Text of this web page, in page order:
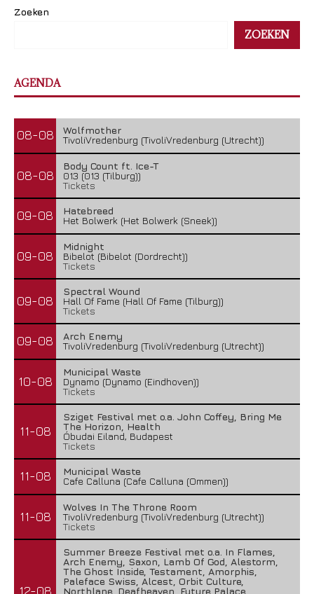
Zoeken
ZOEKEN
AGENDA
08-08
Wolfmother
TivoliVredenburg (TivoliVredenburg (Utrecht))
08-08
Body Count ft. Ice-T
013 (013 (Tilburg))
Tickets
09-08
Hatebreed
Het Bolwerk (Het Bolwerk (Sneek))
09-08
Midnight
Bibelot (Bibelot (Dordrecht))
Tickets
09-08
Spectral Wound
Hall Of Fame (Hall Of Fame (Tilburg))
Tickets
09-08
Arch Enemy
TivoliVredenburg (TivoliVredenburg (Utrecht))
10-08
Municipal Waste
Dynamo (Dynamo (Eindhoven))
Tickets
11-08
Sziget Festival met o.a. John Coffey, Bring Me
The Horizon, Health
Óbudai Eiland, Budapest
Tickets
11-08
Municipal Waste
Cafe Calluna (Cafe Calluna (Ommen))
11-08
Wolves In The Throne Room
TivoliVredenburg (TivoliVredenburg (Utrecht))
Tickets
12-08
Summer Breeze Festival met o.a. In Flames,
Arch Enemy, Saxon, Lamb Of God, Alestorm,
The Ghost Inside, Testament, Amorphis,
Paleface Swiss, Alcest, Orbit Culture,
Northlane, Deafheaven, Future Palace,